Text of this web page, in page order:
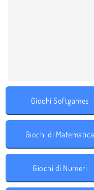
Giochi Softgames
Giochi di Matematica
Giochi di Numeri